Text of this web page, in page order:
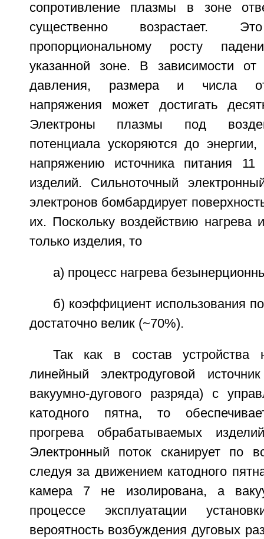
сопротивление плазмы в зоне
существенно возрастает.
пропорциональному росту
указанной зоне. В зависимости от
давления, размера и числа
напряжения может достигать
Электроны плазмы под
потенциала ускоряются до энергии,
напряжению источника питания 11
изделий. Сильноточный
электронов бомбардирует
их. Поскольку воздействию нагрева
только изделия, то
а) процесс нагрева
б) коэффициент использования
достаточно велик (~70%).
Так как в состав устройства
линейный электродуговой
вакуумно-дугового разряда) с
катодного пятна, то
прогрева обрабатываемых
Электронный поток сканирует по
следуя за движением катодного
камера 7 не изолирована, а
процессе эксплуатации
вероятность возбуждения дуговых